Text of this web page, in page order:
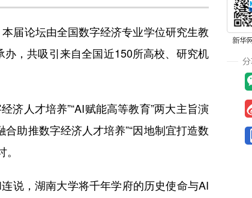
届论坛由全国数字经济专业学位研究生教
，共吸引来自全国近150所高校、研究机
人才培养”“AI赋能高等教育”两大主旨演
助推数字经济人才培养”“因地制宜打造数
说，湖南大学将千年学府的历史使命与AI